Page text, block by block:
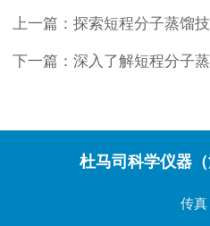
上一篇： 探索短程分子蒸馏技术：革新
下一篇： 深入了解短程分子蒸馏仪：技
杜马司科学仪器
传真